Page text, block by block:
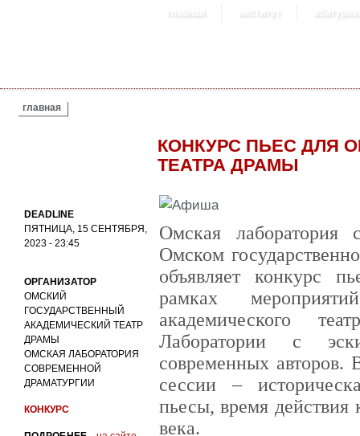
главная институт
ВЫ ЗДЕСЬ
главная
КОНКУРС ПЬЕС ДЛЯ
ТЕАТРА ДРАМЫ
DEADLINE
ПЯТНИЦА, 15 СЕНТЯБРЯ,
2023 - 23:45
ОРГАНИЗАТОР
ОМСКИЙ
ГОСУДАРСТВЕННЫЙ
АКАДЕМИЧЕСКИЙ ТЕАТР
ДРАМЫ
ОМСКАЯ ЛАБОРАТОРИЯ
СОВРЕМЕННОЙ
ДРАМАТУРГИИ
КОНКУРС
Омская лаборатория
Омском
объявляет конкурс
рамках
академического
Лаборатории с
современных авторов.
сессии –
пьесы, время
века.